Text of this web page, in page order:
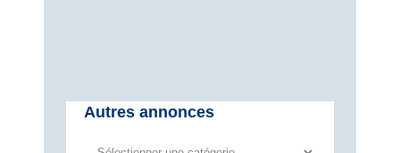
Autres annonces
Autres